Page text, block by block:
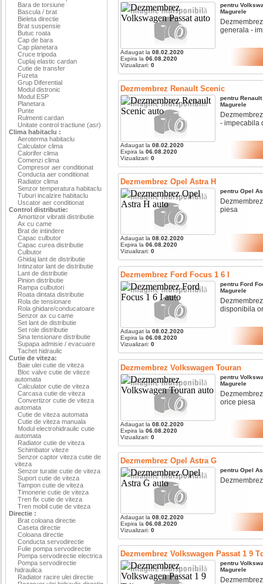
Bara de torsiune
Bascula / brat
Bieleta directie
Brat suspensie
Butuc roata
Cap de bara
Cap planetara
Cruce tripoda
Cuplaj elastic cardan
Cutie de transfer
Fuzeta
Grup Diferential
Modul distronic
Modul ESP
Planetara
Punte
Rulmenti cardan
Unitate control tractiune (asr)
Clima habitaclu :
Aeroterma habitaclu
Calculator clima
Calorifer clima
Comenzi clima
Compresor aer conditionat
Conducta aer conditionat
Radiator clima
Senzor temperatura habitaclu
Tuburi incalzire habitaclu
Uscator aer conditionat
Control distributie:
Amortizor vibratii distributie
Ax cu came
Brat de intindere
Capac culbutor
Capac curea distributie
Culbutor
Ghidaj lant de distributie
Intinzator lant de distributie
Lant de distributie
Pinion distributie
Rampa culbutori
Roata dintata distributie
Rola de tensionare
Rola ghidare/conducatoare
Senzor ax cu came
Set lant de distributie
Set role distributie
Sina tensionare distributie
Supapa admisie / evacuare
Tachet hidraulic
Cutie de viteza:
Baie ulei cutie de viteza
Bloc valve cutie de viteze
automata
Calculator cutie de viteza
Carcasa cutie de viteza
Convertizor cutie de viteza
automata
Cutie de viteza automata
Cutie de viteza manuala
Modul electrohidraulic cutie
automata
Radiator cutie de viteza
Schimbator viteze
Senzor captor viteza cutie de
viteza
Senzor turatie cutie de viteza
Suport cutie de viteza
Tampon cutie de viteza
Timonerie cutie de viteza
Tren fix cutie de viteza
Tren mobil cutie de viteza
Directie :
Brat coloana directie
Caseta directie
Coloana directie
Conducta servodirectie
Fulie pompa servodirectie
Pompa servodirectie electrica
Pompa servodirectie
hidraulica
Radiator racire ulei directie
Adaugat la 08.02.2020
Expira la 06.08.2020
Vizualizari: 0
pentru
Magurele
generala -
Dezmembrez Renault Scenic
Adaugat la 08.02.2020
Expira la 06.08.2020
Vizualizari: 0
pentru Renault
Magurele
- impecabila
Dezmembrez Opel Astra H
Adaugat la 08.02.2020
Expira la 06.08.2020
Vizualizari: 0
pentru Opel
piesa
Dezmembrez Ford Focus 1 6 I
Adaugat la 08.02.2020
Expira la 06.08.2020
Vizualizari: 0
pentru Ford
Magurele
disponibila
Dezmembrez Volkswagen Touran
Adaugat la 08.02.2020
Expira la 06.08.2020
Vizualizari: 0
pentru
Magurele
orice piesa
Dezmembrez Opel Astra G
Adaugat la 08.02.2020
Expira la 06.08.2020
Vizualizari: 0
pentru Opel
Dezmembrez Volkswagen Passat 1 9
pentru
Magurele